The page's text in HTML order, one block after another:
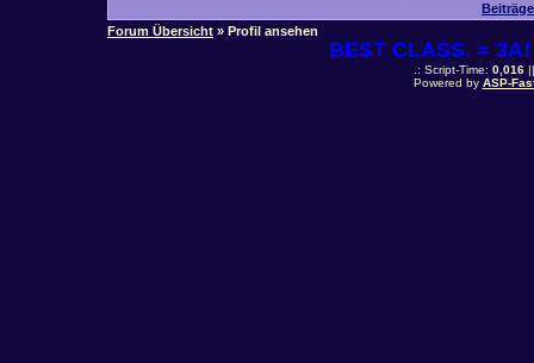
Forum Übersicht » Profil ansehen
BEST CLASS. =
.: Script-Time: 0,016||
Powered by ASP-